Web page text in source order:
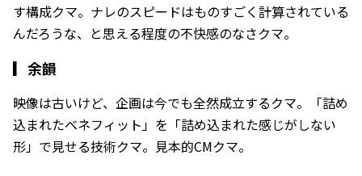
す構成クマ。ナレのスピードはものすごく計算されている
んだろうな、と思える程度の不快感のなさクマ。
▎ 余韻
映像は古いけど、企画は今でも全然成立するクマ。「詰め
込まれたベネフィット」を「詰め込まれた感じがしない
形」で見せる技術クマ。見本的CMクマ。